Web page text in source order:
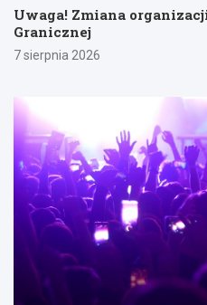
Uwaga! Zmiana
Granicznej
7 sierpnia 2026